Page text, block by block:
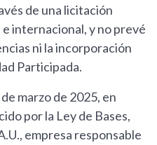
de una licitación
internacional, y no prevé
ni la incorporación
Participada.
marzo de 2025, en
por la Ley de Bases,
empresa responsable